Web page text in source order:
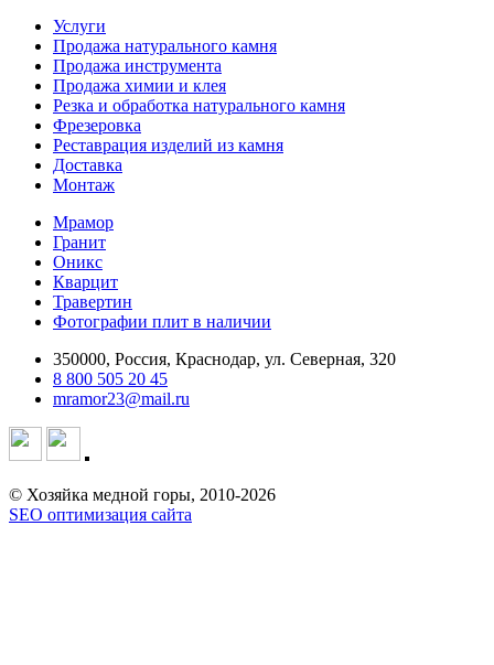
Услуги
Продажа натурального камня
Продажа инструмента
Продажа химии и клея
Резка и обработка натурального камня
Фрезеровка
Реставрация изделий из камня
Доставка
Монтаж
Мрамор
Гранит
Оникс
Кварцит
Травертин
Фотографии плит в наличии
350000, Россия, Краснодар, ул. Северная, 320
8 800 505 20 45
mramor23@mail.ru
© Хозяйка медной горы, 2010-2026
SEO оптимизация сайта